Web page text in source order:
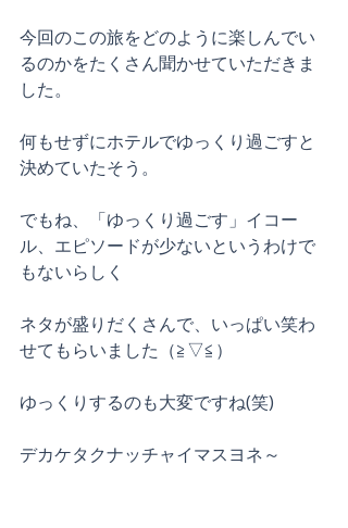
今回のこの旅をどのように楽しんでい
るのかをたくさん聞かせていただきま
した。
何もせずにホテルでゆっくり過ごすと
決めていたそう。
でもね、「ゆっくり過ごす」イコー
ル、エピソードが少ないというわけで
もないらしく
ネタが盛りだくさんで、いっぱい笑わ
せてもらいました（≧▽≦）
ゆっくりするのも大変ですね(笑)
デカケタクナッチャイマスヨネ～